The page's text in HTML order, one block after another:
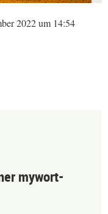
2022 um 14:54
mywort-